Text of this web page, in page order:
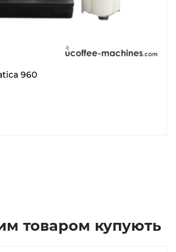
960
товаром купують